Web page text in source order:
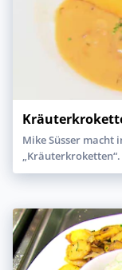
Mike Süsser macht
„Kräuterkroketten“.